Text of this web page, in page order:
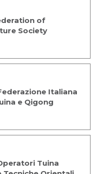
of
Society
Italiana
e Qigong
Tuina